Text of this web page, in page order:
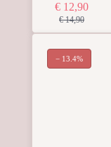
€ 12,90
€ 14,90
− 13.4%